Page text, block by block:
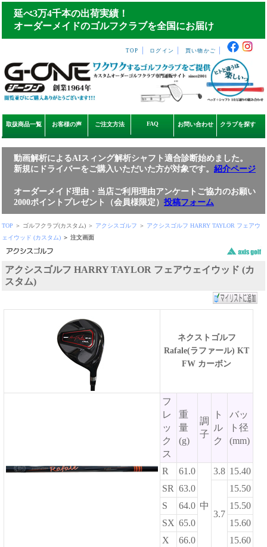
延べ3万4千本の出荷実績！
オーダーメイドのゴルフクラブを全国にお届け
TOP ログイン 買い物かご
取扱商品一覧 お客様の声 ご注文方法 FAQ お問い合わせ クラブを探す
動画解析によるAIスィング解析シャフト適合診断始めました。
新規にドライバーをご購入いただいた方が対象です。 紹介ページ
オーダーメイド理由・当店ご利用理由アンケートご協力のお願い
2000ポイントプレゼント（会員様限定） 投稿フォーム
TOP ＞ ゴルフクラブ(カスタム) ＞ アクシスゴルフ ＞ アクシスゴルフ HARRY TAYLOR フェアウ
ェイウッド (カスタム) ＞ 注文画面
アクシスゴルフ HARRY TAYLOR フェアウェイウッド (カ
スタム)
ネクストゴルフ
Rafale(ラファール) KT
FW カーボン
フ
レ
ッ
ク
ス
重
量
(g)
調
子
ト
ル
ク
バッ
ト径
(mm)
R 61.0
中
3.8 15.40
SR 63.0
3.7
15.50
S
64.0
15.50
SX 65.0
15.60
X
66.0 15.60